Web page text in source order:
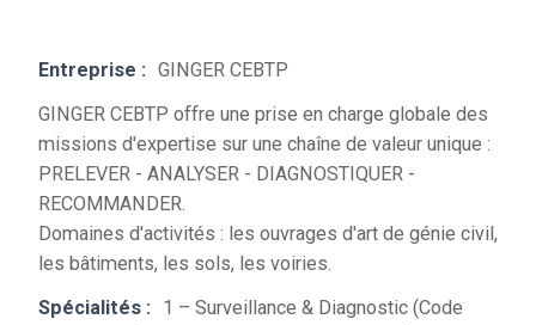
Entreprise : GINGER CEBTP
GINGER CEBTP offre une prise en charge globale des
missions d'expertise sur une chaîne de valeur unique :
PRELEVER - ANALYSER - DIAGNOSTIQUER -
RECOMMANDER.
Domaines d'activités : les ouvrages d'art de génie civil,
les bâtiments, les sols, les voiries.
Spécialités : 1 – Surveillance & Diagnostic (Code